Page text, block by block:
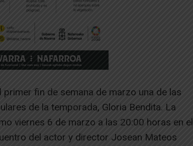
fin de semana de marzo una de las
de la temporada, Gloria Bendita. La
viernes 6 de marzo a las 20:00 horas en el
del actor y director Josean Mateos